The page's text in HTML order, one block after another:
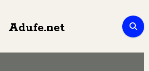
Adufe.net